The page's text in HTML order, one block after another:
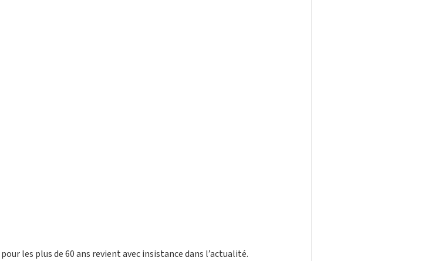
les plus de 60 ans revient avec insistance dans l’actualité.